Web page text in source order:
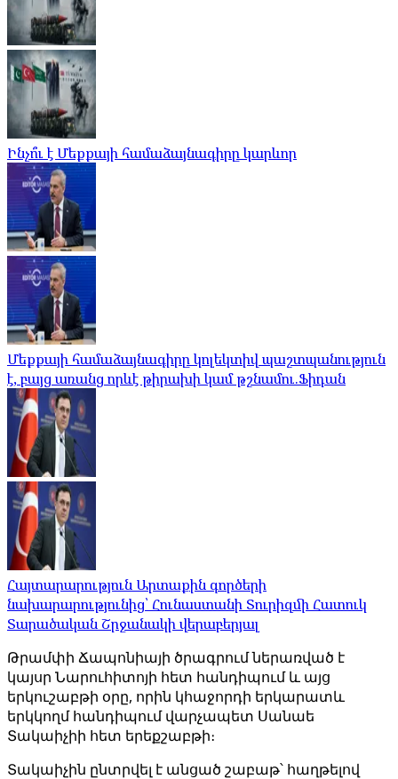
Ինչո՞ւ է Մեքքայի համաձայնագիրը կարևոր
Մեքքայի համաձայնագիրը կոլեկտիվ պաշտպանություն
է, բայց առանց որևէ թիրախի կամ թշնամու.Ֆիդան
Հայտարարություն Արտաքին գործերի
նախարարությունից՝ Հունաստանի Տուրիզմի Հատուկ
Տարածական Շրջանակի վերաբերյալ
Թրամփի Ճապոնիայի ծրագրում ներառված է
կայսր Նարուհիտոյի հետ հանդիպում և այց
երկուշաբթի օրը, որին կհաջորդի երկարատև
երկկողմ հանդիպում վարչապետ Սանաե
Տակաիչիի հետ երեքշաբթի։
Տակաիչին ընտրվել է անցած շաբաթ՝ հաղթելով